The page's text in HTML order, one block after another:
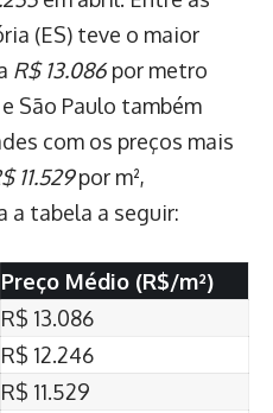
(ES) teve o maior
R$ 13.086 por metro
São Paulo também
com os preços mais
11.529por m²,
a tabela a seguir:
Preço Médio (R$/m²)
R$ 13.086
R$ 12.246
R$ 11.529